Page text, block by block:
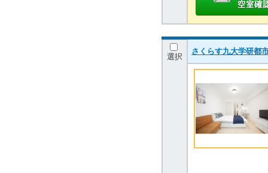
選択
さくらす九大学研都